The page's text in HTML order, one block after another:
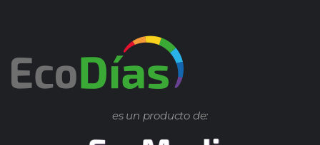
es un producto de: